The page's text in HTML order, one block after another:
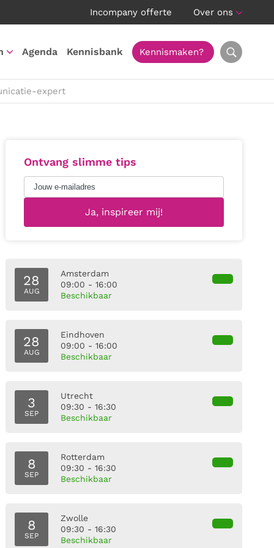
Incompany offerte Over ons
Agenda Kennisbank Kennismaken?
expert
Ontvang slimme tips
28
AUG
Amsterdam
09:00 - 16:00
Beschikbaar
28
AUG
Eindhoven
09:00 - 16:00
Beschikbaar
3
SEP
Utrecht
09:30 - 16:30
Beschikbaar
8
SEP
Rotterdam
09:30 - 16:30
Beschikbaar
8
SEP
Zwolle
09:30 - 16:30
Beschikbaar